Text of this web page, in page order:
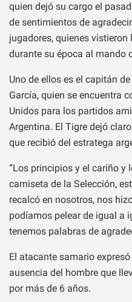
quien dejó su cargo el
de sentimientos de
jugadores, quienes
durante su época al mando
Uno de ellos es el capitán
García, quien se encuentra
Unidos para los partidos
Argentina. El Tigre dejó
que recibió del estratega
“Los principios y el cariño y
camiseta de la Selección,
recalcó en nosotros, nos
podíamos pelear de igual a
tenemos palabras de
El atacante samario
ausencia del hombre que
por más de 6 años.